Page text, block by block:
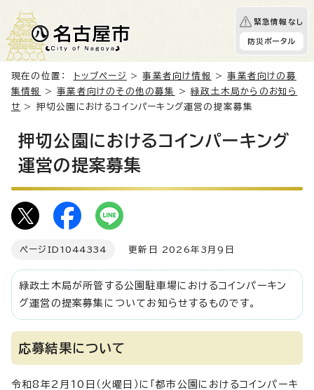
緊急情報なし
防災ポータル
現在の位置： トップページ >事業者向け情報 >事業者向けの募
集情報
>事業者向けのその他の募集 >緑政土木局からのお知ら
せ > 押切公園におけるコインパーキング運営の提案募集
押切公園におけるコインパーキング
運営の提案募集
ページID 1044334 更新日 2026年3月9日
緑政土木局が所管する公園駐車場におけるコインパーキン
グ運営の提案募集についてお知らせするものです。
応募結果について
令和8年2月10日（火曜日）に「都市公園におけるコインパーキ